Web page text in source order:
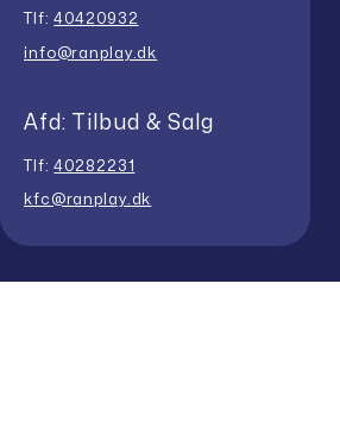
Tlf:40420932
info@ranplay.dk
Afd: Tilbud & Salg
Tlf:40282231
kfc@ranplay.dk